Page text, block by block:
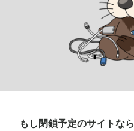
もし閉鎖予定のサイトなら